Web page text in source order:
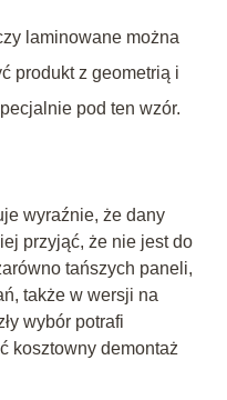
laminowane można
produkt z geometrią i
pod ten wzór.
wyraźnie, że dany
przyjąć, że nie jest do
tańszych paneli,
także w wersji na
wybór potrafi
kosztowny demontaż